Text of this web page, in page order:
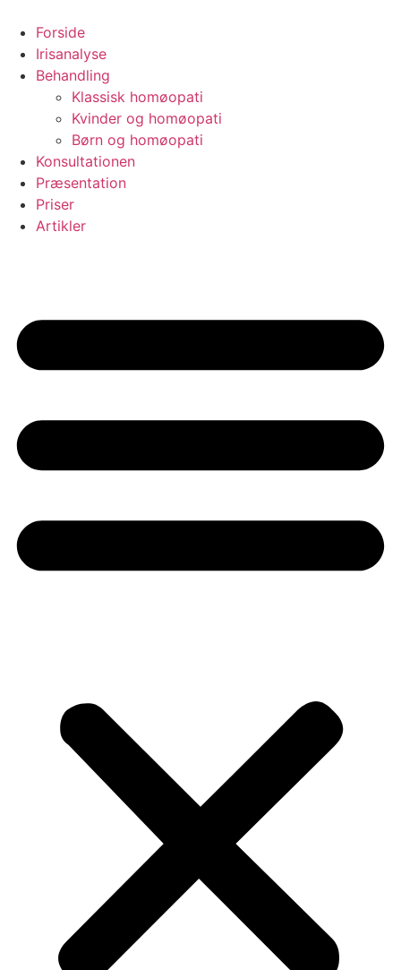
indhold
Forside
Irisanalyse
Behandling
Klassisk homøopati
Kvinder og homøopati
Børn og homøopati
Konsultationen
Præsentation
Priser
Artikler